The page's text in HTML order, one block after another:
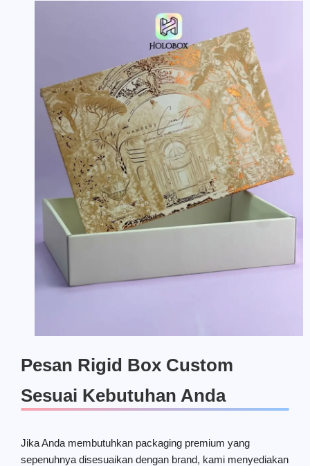
Pesan Rigid Box Custom
Sesuai Kebutuhan Anda
Jika Anda membutuhkan packaging premium yang
sepenuhnya disesuaikan dengan brand, kami menyediakan